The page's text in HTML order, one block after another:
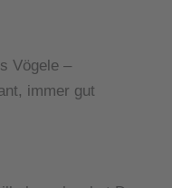
Vögele –
immer gut